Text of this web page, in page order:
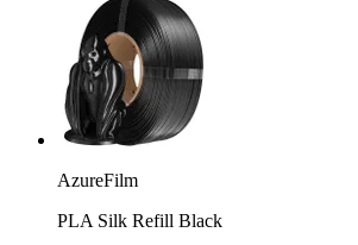
AzureFilm
PLA Silk Refill Black